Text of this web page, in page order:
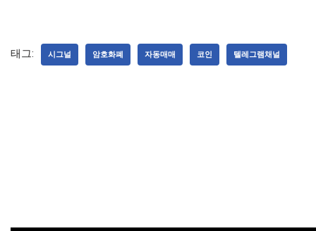
태그: 시그널 암호화폐 자동매매 코인 텔레그램채널